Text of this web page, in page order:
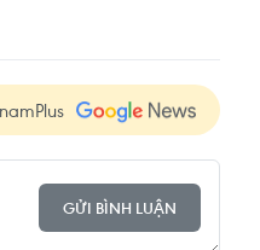
GỬI BÌNH LUẬN